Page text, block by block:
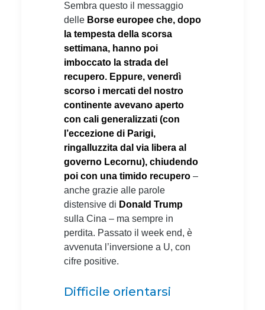
Sembra questo il messaggio
delle Borse europee che, dopo
la tempesta della scorsa
settimana, hanno poi
imboccato la strada del
recupero. Eppure, venerdì
scorso i mercati del nostro
continente avevano aperto
con cali generalizzati (con
l’eccezione di Parigi,
ringalluzzita dal via libera al
governo Lecornu), chiudendo
poi con una timido recupero –
anche grazie alle parole
distensive di Donald Trump
sulla Cina – ma sempre in
perdita. Passato il week end, è
avvenuta l’inversione a U, con
cifre positive.
Difficile orientarsi